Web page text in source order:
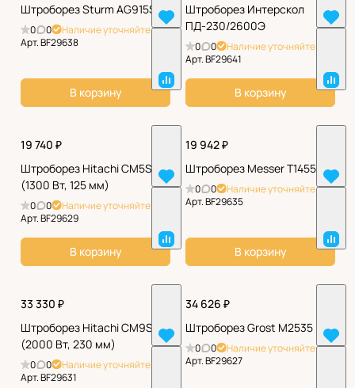
Штроборез Sturm AG915S
0 0
Наличие уточняйте
Арт.BF29638
В корзину
Штроборез Интерскол
ПД-230/2600Э
0 0
Наличие уточняйте
Арт.BF29641
В корзину
19 740 ₽
Штроборез Hitachi CM5SB
(1300 Вт, 125 мм)
0 0
Наличие уточняйте
Арт.BF29629
В корзину
19 942 ₽
Штроборез Messer T1455
0 0
Наличие уточняйте
Арт.BF29635
В корзину
33 330 ₽
Штроборез Hitachi CM9SR
(2000 Вт, 230 мм)
0 0
Наличие уточняйте
Арт.BF29631
34 626 ₽
Штроборез Grost M2535
0 0
Наличие уточняйте
Арт.BF29627